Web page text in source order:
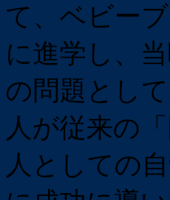
て、ベビー
に進学し、
の問題とし
人が従来の
人としての